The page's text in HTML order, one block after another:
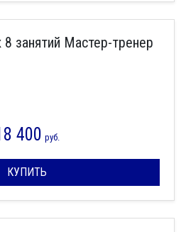
занятий Мастер-тренер
400 руб.
КУПИТЬ